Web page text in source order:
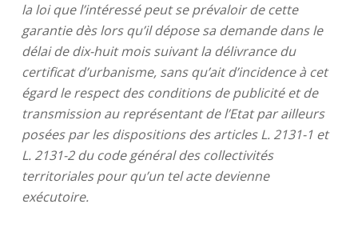
la loi que l’intéressé peut se prévaloir de cette
garantie dès lors qu’il dépose sa demande dans le
délai de dix-huit mois suivant la délivrance du
certificat d’urbanisme, sans qu’ait d’incidence à cet
égard le respect des conditions de publicité et de
transmission au représentant de l’Etat par ailleurs
posées par les dispositions des articles L. 2131-1 et
L. 2131-2 du code général des collectivités
territoriales pour qu’un tel acte devienne
exécutoire.